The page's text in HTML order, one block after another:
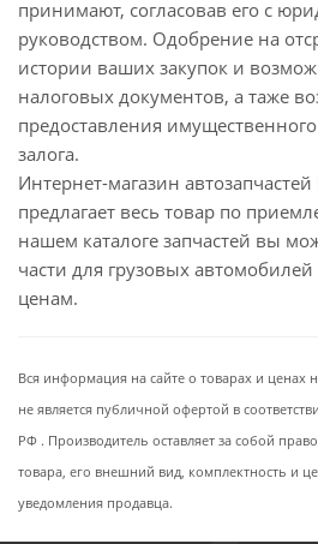
принимают, согласовав его с
руководством. Одобрение на
истории ваших закупок и
налоговых документов, а таже
предоставления
залога.
Интернет-магазин
предлагает весь товар по
нашем каталоге запчастей вы
части для грузовых
ценам.
Вся информация на сайте о товарах и ценах
не является публичной офертой в
РФ . Производитель оставляет за собой
товара, его внешний вид, комплектность и
уведомления продавца.